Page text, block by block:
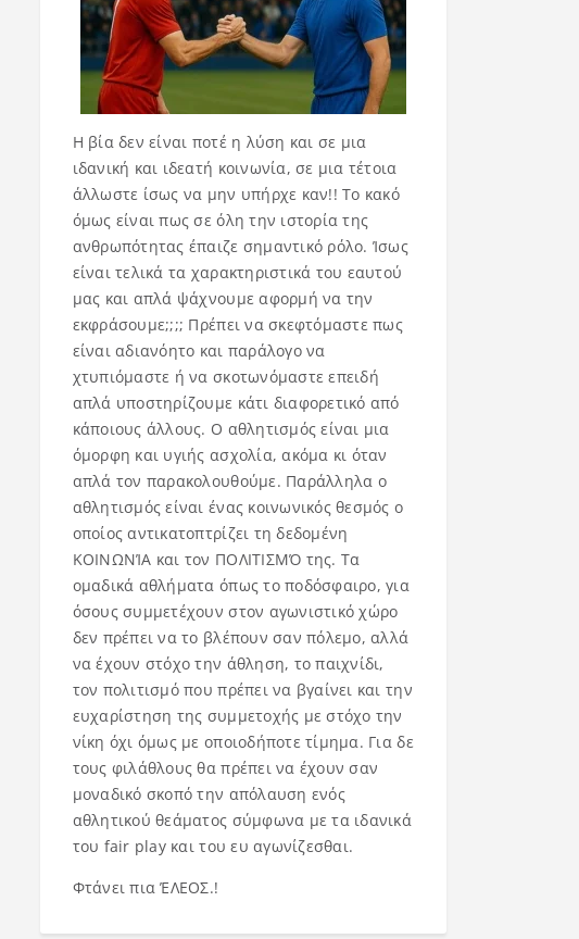
Η βία δεν είναι ποτέ η λύση και σε μια
ιδανική και ιδεατή κοινωνία, σε μια τέτοια
άλλωστε ίσως να μην υπήρχε καν!! Το κακό
όμως είναι πως σε όλη την ιστορία της
ανθρωπότητας έπαιζε σημαντικό ρόλο. Ίσως
είναι τελικά τα χαρακτηριστικά του εαυτού
μας και απλά ψάχνουμε αφορμή να την
εκφράσουμε;;;; Πρέπει να σκεφτόμαστε πως
είναι αδιανόητο και παράλογο να
χτυπιόμαστε ή να σκοτωνόμαστε επειδή
απλά υποστηρίζουμε κάτι διαφορετικό από
κάποιους άλλους. Ο αθλητισμός είναι μια
όμορφη και υγιής ασχολία, ακόμα κι όταν
απλά τον παρακολουθούμε. Παράλληλα ο
αθλητισμός είναι ένας κοινωνικός θεσμός ο
οποίος αντικατοπτρίζει τη δεδομένη
ΚΟΙΝΩΝΊΑ και τον ΠΟΛΙΤΙΣΜΌ της. Τα
ομαδικά αθλήματα όπως το ποδόσφαιρο, για
όσους συμμετέχουν στον αγωνιστικό χώρο
δεν πρέπει να το βλέπουν σαν πόλεμο, αλλά
να έχουν στόχο την άθληση, το παιχνίδι,
τον πολιτισμό που πρέπει να βγαίνει και την
ευχαρίστηση της συμμετοχής με στόχο την
νίκη όχι όμως με οποιοδήποτε τίμημα. Για δε
τους φιλάθλους θα πρέπει να έχουν σαν
μοναδικό σκοπό την απόλαυση ενός
αθλητικού θεάματος σύμφωνα με τα ιδανικά
του fair play και του ευ αγωνίζεσθαι.
Φτάνει πια ΈΛΕΟΣ.!